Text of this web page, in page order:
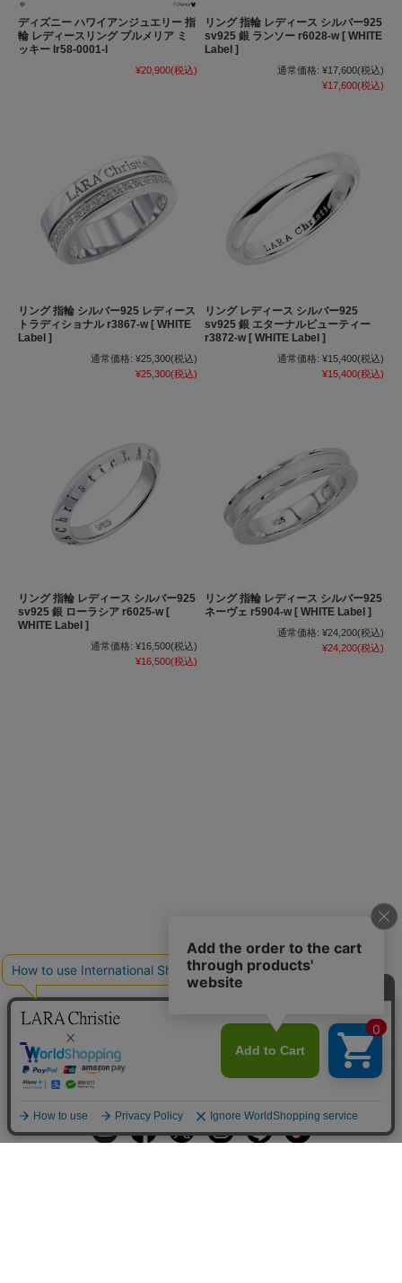
ディズニー ハワイアンジュエリー 指
輪 レディースリング プルメリア ミ
ッキー lr58-0001-l
¥20,900(税込)
リング 指輪 レディース シルバー925
sv925 銀 ランソー r6028-w [ WHITE
Label ]
通常価格: ¥17,600(税込)
¥17,600(税込)
リング 指輪 シルバー925 レディース
トラディショナル r3867-w [ WHITE
Label ]
通常価格: ¥25,300(税込)
¥25,300(税込)
リング レディース シルバー925
sv925 銀 エターナルビューティー
r3872-w [ WHITE Label ]
通常価格: ¥15,400(税込)
¥15,400(税込)
リング 指輪 レディース シルバー925
sv925 銀 ローラシア r6025-w [
WHITE Label ]
通常価格: ¥16,500(税込)
¥16,500(税込)
リング 指輪 レディース シルバー925
ネーヴェ r5904-w [ WHITE Label ]
通常価格: ¥24,200(税込)
¥24,200(税込)